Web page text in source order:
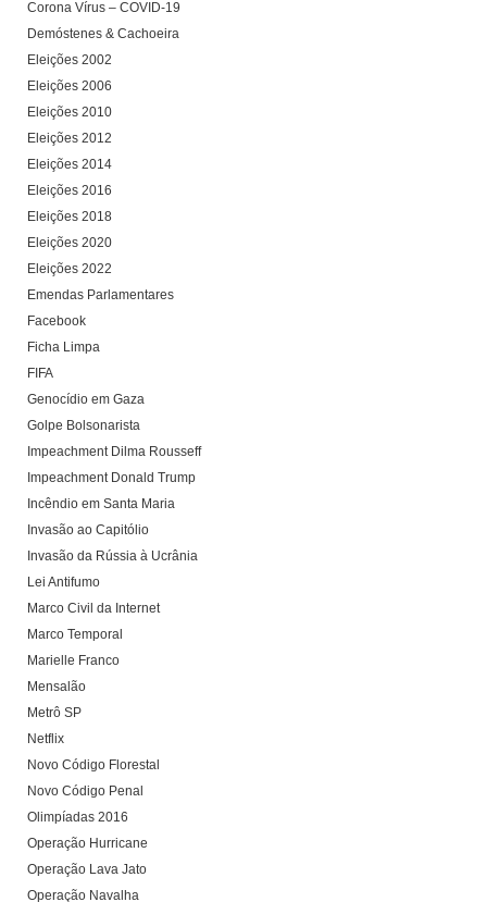
Corona Vírus – COVID-19
Demóstenes & Cachoeira
Eleições 2002
Eleições 2006
Eleições 2010
Eleições 2012
Eleições 2014
Eleições 2016
Eleições 2018
Eleições 2020
Eleições 2022
Emendas Parlamentares
Facebook
Ficha Limpa
FIFA
Genocídio em Gaza
Golpe Bolsonarista
Impeachment Dilma Rousseff
Impeachment Donald Trump
Incêndio em Santa Maria
Invasão ao Capitólio
Invasão da Rússia à Ucrânia
Lei Antifumo
Marco Civil da Internet
Marco Temporal
Marielle Franco
Mensalão
Metrô SP
Netflix
Novo Código Florestal
Novo Código Penal
Olimpíadas 2016
Operação Hurricane
Operação Lava Jato
Operação Navalha